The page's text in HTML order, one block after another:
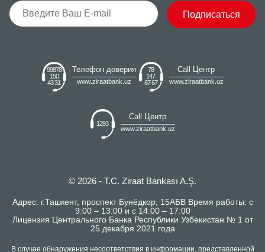
Подписаться
99878
150
43 31
Телефон доверия
www.ziraatbank.uz
78
147
67 67
Call Центр
www.ziraatbank.uz
1293
Call Центр
www.ziraatbank.uz
© 2026 - T.C. Ziraat Bankası A.Ş.
Адрес: г.Ташкент, проспект Бунёдкор, 15АБВ Время работы: с
9:00 – 13:00 и с 14:00 – 17:00
Лицензия Центрального Банка Республики Узбекистан № 1 от
25 декабря 2021 года
В случае обнаружения несоответствия в информации, представленной